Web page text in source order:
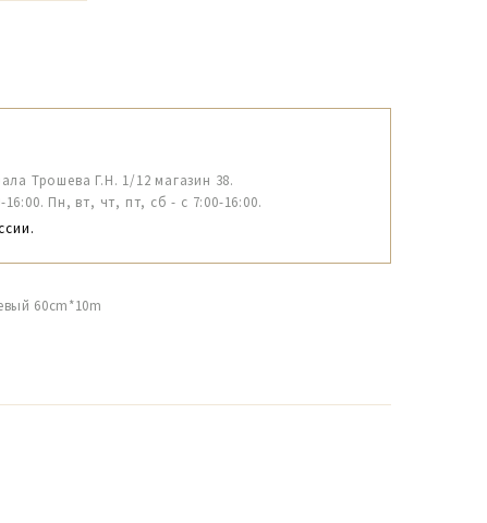
Трошева Г.Н. 1/12 магазин 38.
Пн, вт, чт, пт, сб - с 7:00-16:00.
60cm*10m